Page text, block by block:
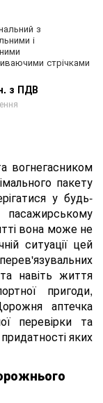
з
і
стрічками
з ПДВ
вогнегасником
пакету
у будь-
вона може не
ситуації цей
навіть життя
пригоди,
аптечка
перевірки та
яких